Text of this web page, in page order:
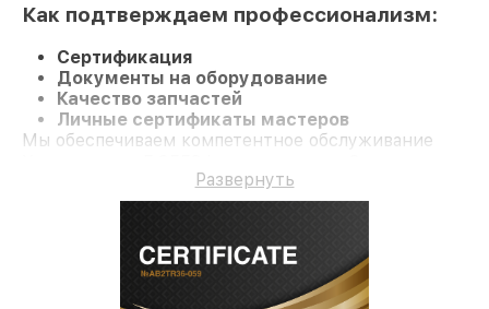
Как подтверждаем профессионализм:
Сертификация
Документы на оборудование
Качество запчастей
Личные сертификаты мастеров
Мы обеспечиваем компетентное обслуживание
Развернуть